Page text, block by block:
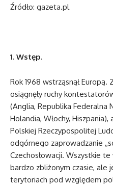
Źródło: gazeta.pl
1. Wstęp.
Rok 1968 wstrząsnął
osiągnęły ruchy
(Anglia, Republika Federalna
Holandia, Włochy,
Polskiej Rzeczypospolitej
odgórnego zaprowadzanie
Czechosłowacji. Wszystkie
bardzo zbliżonym czasie, ale
terytoriach pod względem